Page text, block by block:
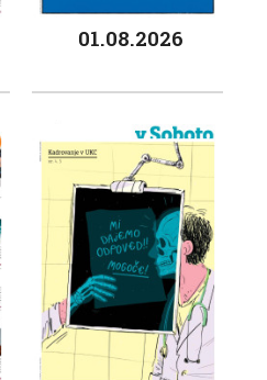
01.08.2026